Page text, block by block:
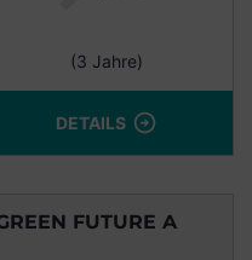
(3 Jahre)
DETAILS
FUTURE A